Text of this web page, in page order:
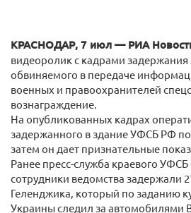
КРАСНОДАР, 7 июл — РИА
видеоролик с кадрами
обвиняемого в передаче
военных и правоохранителей
вознаграждение.
На опубликованных кадрах
задержанного в здание УФСБ РФ
затем он дает признательные
Ранее пресс-служба краевого
сотрудники ведомства задержали
Геленджика, который по заданию
Украины следил за автомобилями